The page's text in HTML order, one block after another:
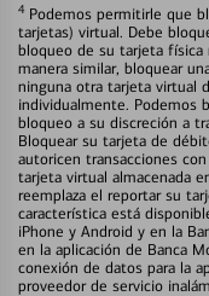
4 Podemos permitirle que
tarjetas) virtual. Debe
bloqueo de su tarjeta física
manera similar, bloquear
ninguna otra tarjeta virtual
individualmente. Podemos
bloqueo a su discreción a
Bloquear su tarjeta de
autoricen transacciones
tarjeta virtual almacenada
reemplaza el reportar su
característica está
iPhone y Android y en la
en la aplicación de Banca
conexión de datos para la
proveedor de servicio